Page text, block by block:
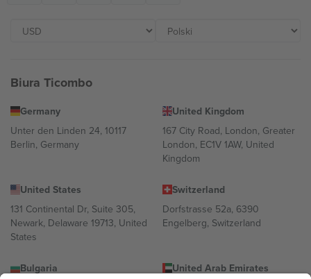
Biura Ticombo
Germany
Unter den Linden 24, 10117
Berlin, Germany
United Kingdom
167 City Road, London, Greater
London, EC1V 1AW, United
Kingdom
United States
131 Continental Dr, Suite 305,
Newark, Delaware 19713, United
States
Switzerland
Dorfstrasse 52a, 6390
Engelberg, Switzerland
Bulgaria United Arab Emirates